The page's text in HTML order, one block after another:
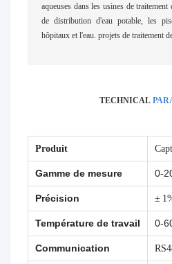
aqueuses dans les usines de
de distribution d'eau potable, les
hôpitaux et l'eau. projets de traitement
TECHNICAL
Produit
Gamme de mesure 0-
Précision ±
Température de travail 0-
Communication